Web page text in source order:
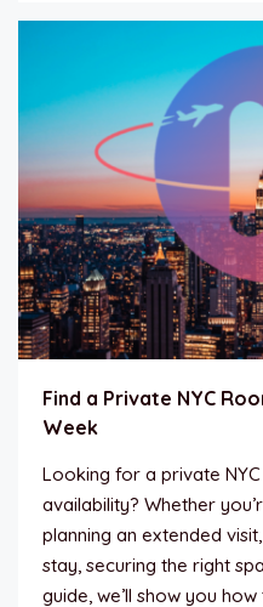
Find a Private NYC
Week
Looking for a private
availability? Whether
planning an extended
stay, securing the right
guide, we’ll show you